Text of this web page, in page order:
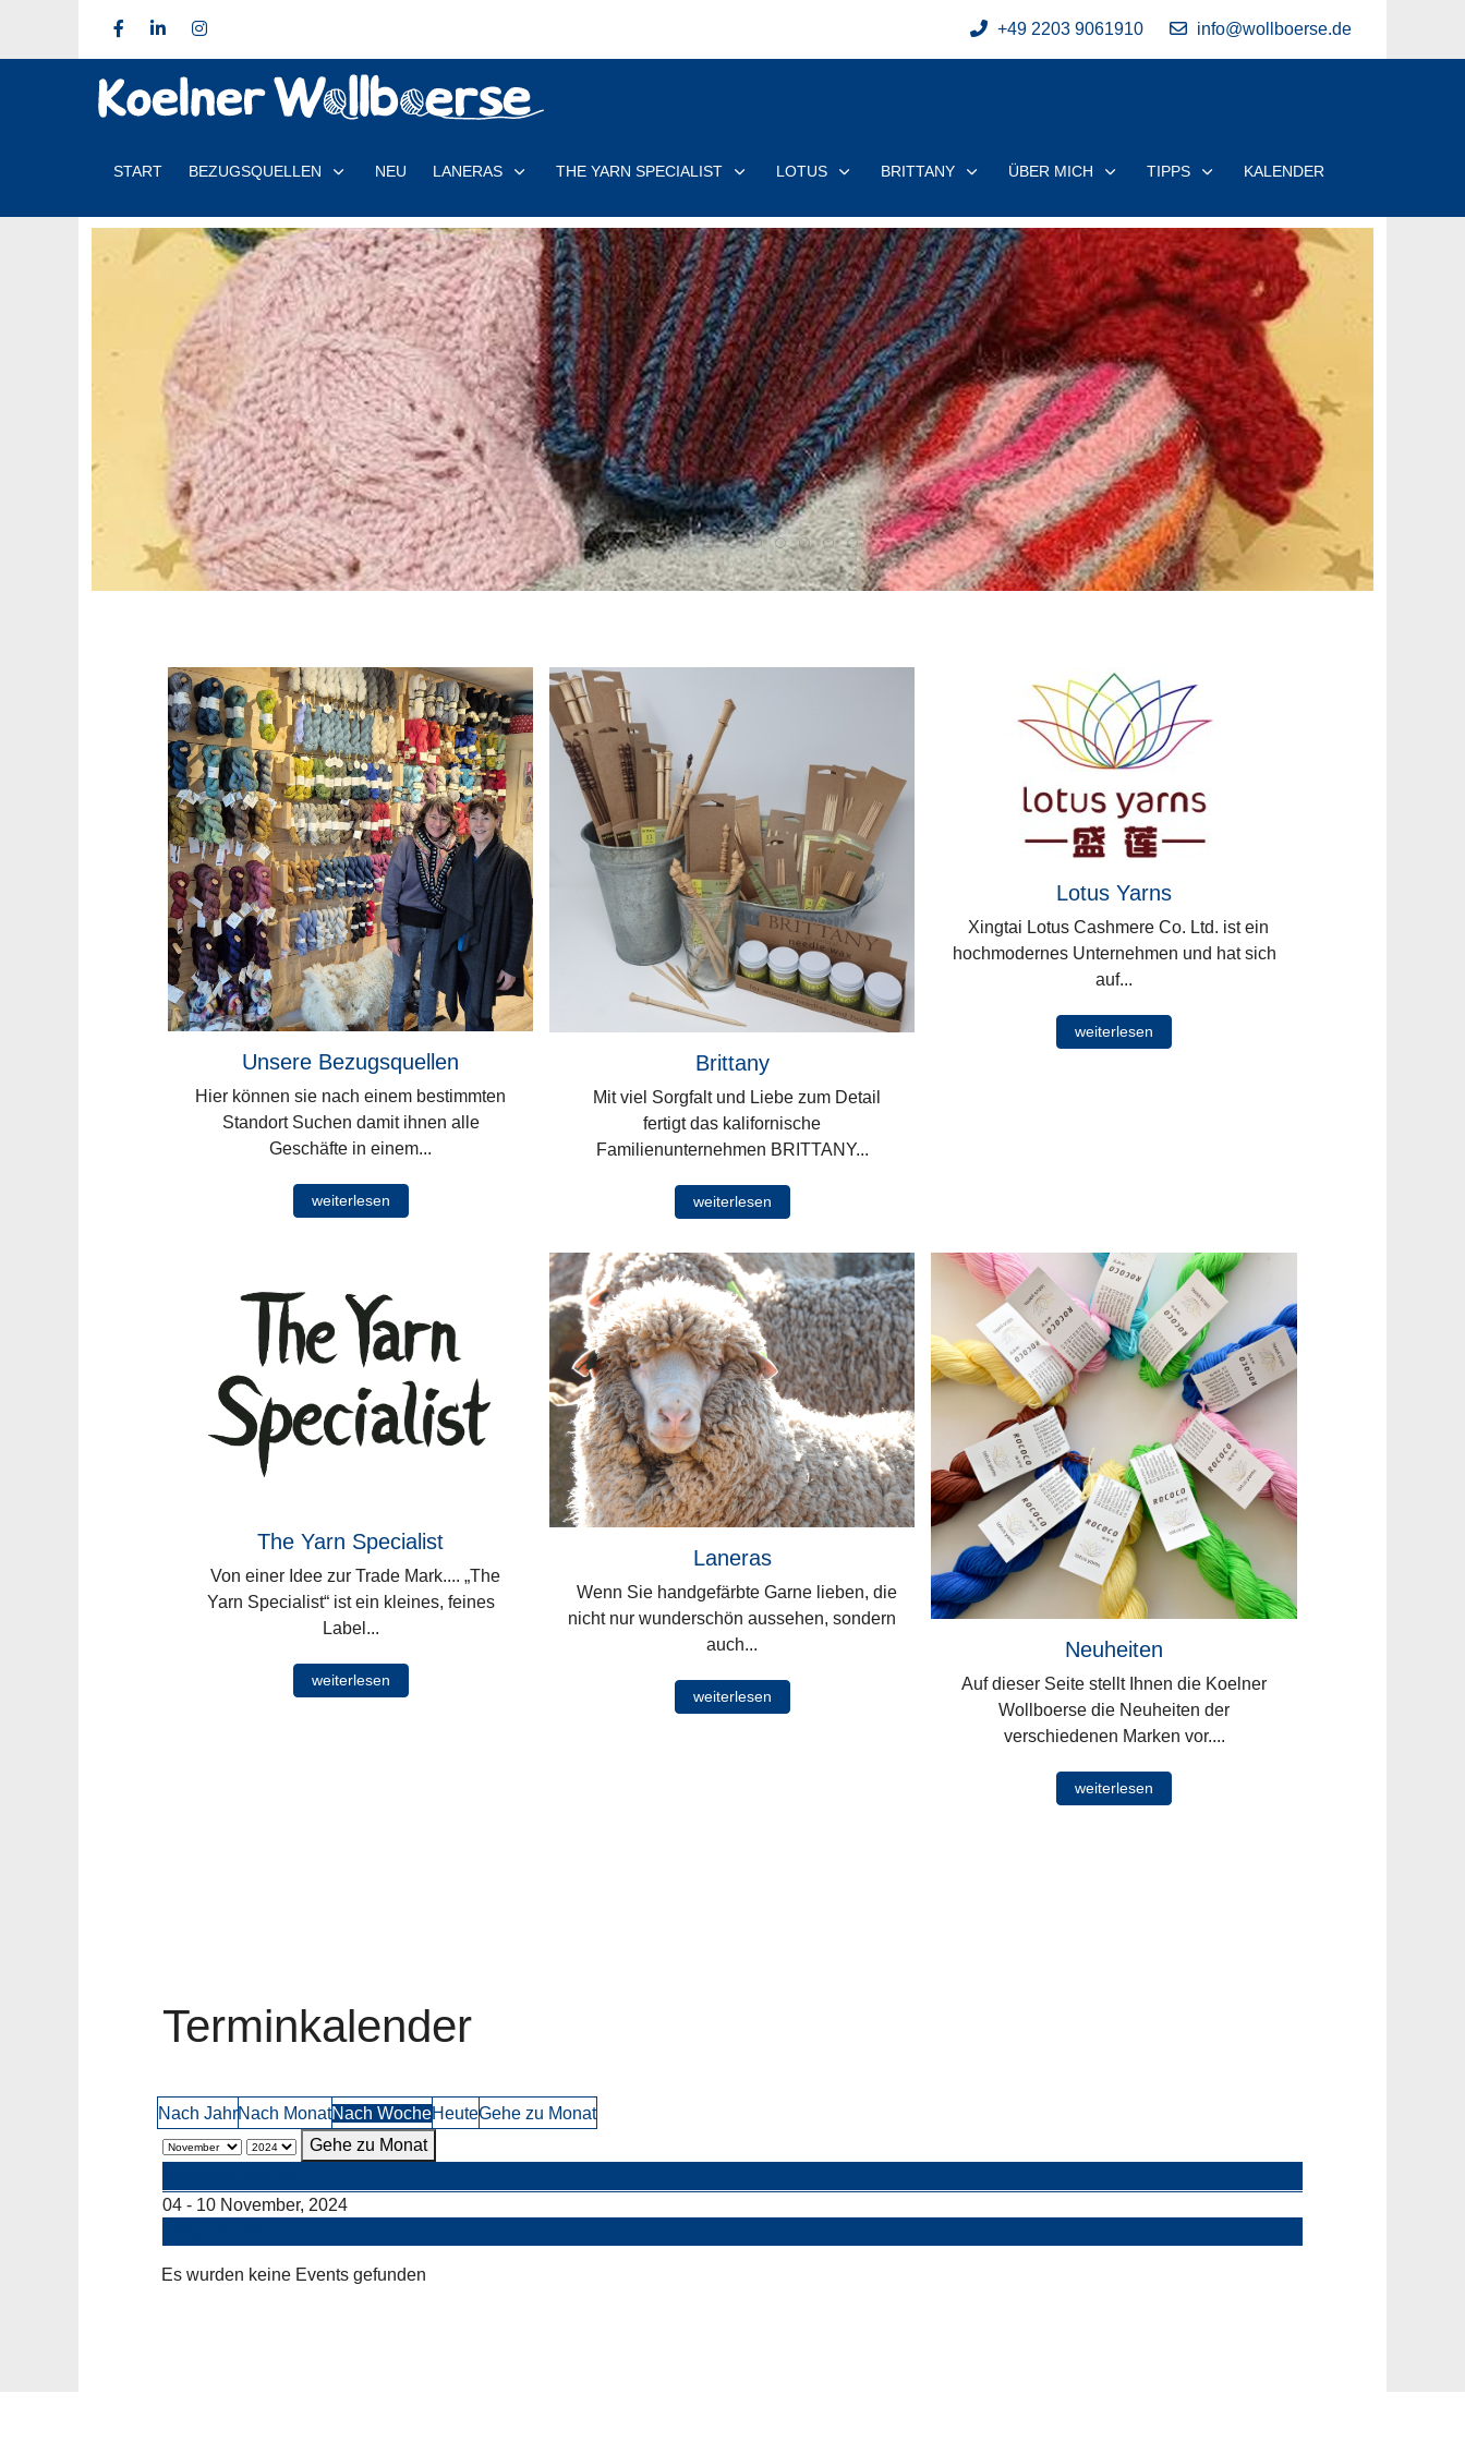
+49 2203 9061910 info@wollboerse.de
START BEZUGSQUELLEN NEU LANERAS THE YARN SPECIALIST LOTUS BRITTANY ÜBER MICH TIPPS KALENDER
Unsere Bezugsquellen
Hier können sie nach einem bestimmten
Standort Suchen damit ihnen alle
Geschäfte in einem...
weiterlesen
Brittany
Mit viel Sorgfalt und Liebe zum Detail
fertigt das kalifornische
Familienunternehmen BRITTANY...
weiterlesen
Lotus Yarns
Xingtai Lotus Cashmere Co. Ltd. ist ein
hochmodernes Unternehmen und hat sich
auf...
weiterlesen
The Yarn Specialist
Von einer Idee zur Trade Mark.... „The
Yarn Specialist“ ist ein kleines, feines
Label...
weiterlesen
Laneras
Wenn Sie handgefärbte Garne lieben, die
nicht nur wunderschön aussehen, sondern
auch...
weiterlesen
Neuheiten
Auf dieser Seite stellt Ihnen die Koelner
Wollboerse die Neuheiten der
verschiedenen Marken vor....
weiterlesen
Terminkalender
Nach JahrNach MonatNach WocheHeuteGehe zu Monat
Gehe zu Monat
04 - 10 November, 2024
Es wurden keine Events gefunden